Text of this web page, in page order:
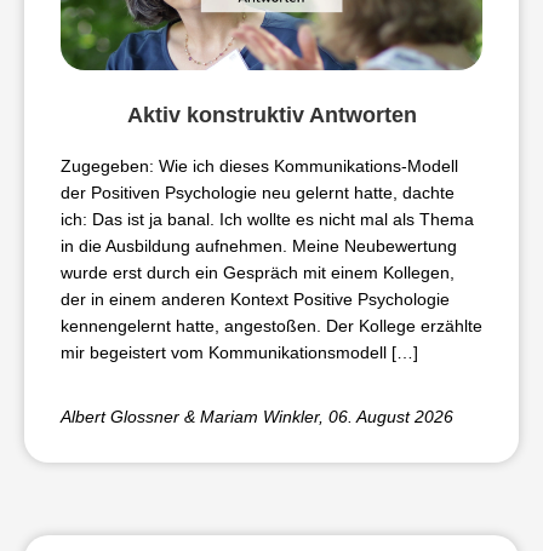
Aktiv konstruktiv Antworten
Zugegeben: Wie ich dieses Kommunikations-Modell
der Positiven Psychologie neu gelernt hatte, dachte
ich: Das ist ja banal. Ich wollte es nicht mal als Thema
in die Ausbildung aufnehmen. Meine Neubewertung
wurde erst durch ein Gespräch mit einem Kollegen,
der in einem anderen Kontext Positive Psychologie
kennengelernt hatte, angestoßen. Der Kollege erzählte
mir begeistert vom Kommunikationsmodell […]
Albert Glossner & Mariam Winkler, 06. August 2026